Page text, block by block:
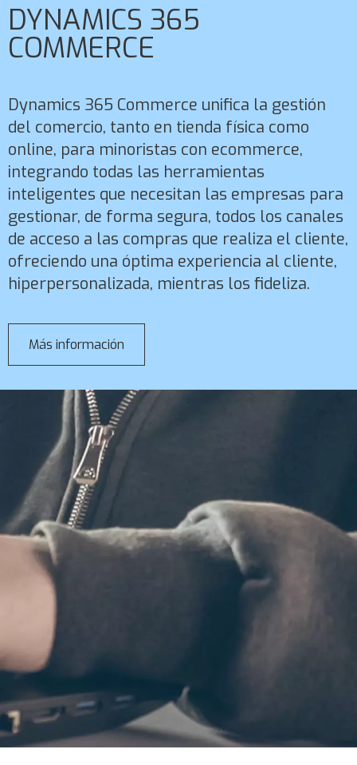
DYNAMICS 365
COMMERCE
Dynamics 365 Commerce unifica la gestión
del comercio, tanto en tienda física como
online, para minoristas con ecommerce,
integrando todas las herramientas
inteligentes que necesitan las empresas para
gestionar, de forma segura, todos los canales
de acceso a las compras que realiza el cliente,
ofreciendo una óptima experiencia al cliente,
hiperpersonalizada, mientras los fideliza.
Más información
365